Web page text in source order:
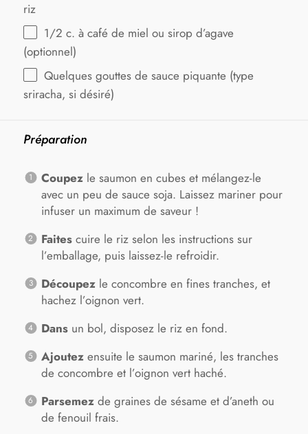
riz
1/2 c. à café de miel ou sirop d’agave
(optionnel)
Quelques gouttes de sauce piquante (type
sriracha, si désiré)
Préparation
Coupezle saumon en cubes et mélangez-le
avec un peu de sauce soja. Laissez mariner pour
infuser un maximum de saveur !
Faitescuire le riz selon les instructions sur
l’emballage, puis laissez-le refroidir.
Découpezle concombre en fines tranches, et
hachez l’oignon vert.
Dansun bol, disposez le riz en fond.
Ajoutezensuite le saumon mariné, les tranches
de concombre et l’oignon vert haché.
Parsemezde graines de sésame et d’aneth ou
de fenouil frais.